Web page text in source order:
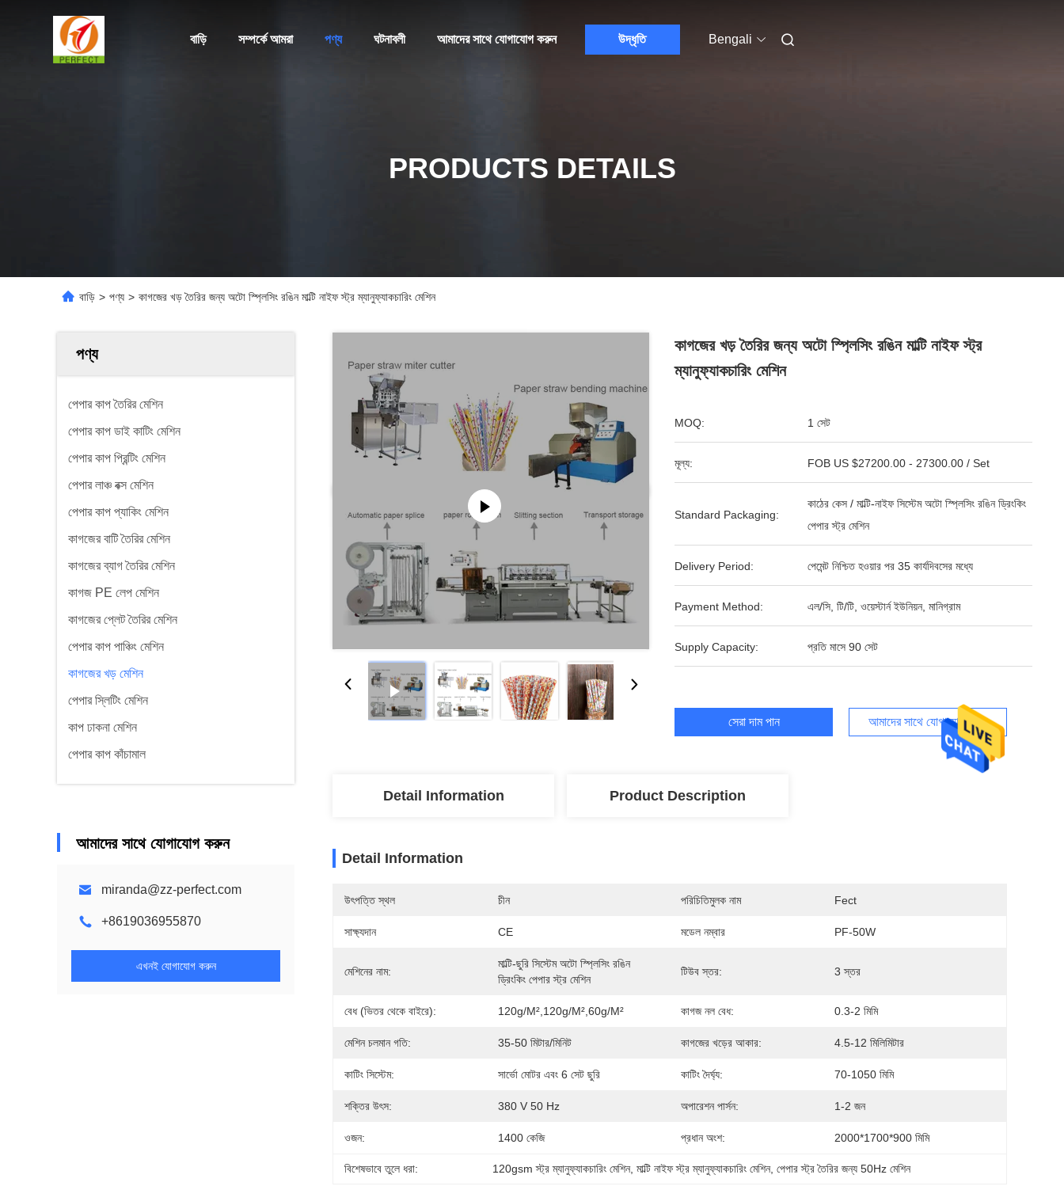
বাড়ি সম্পর্কে আমরা পণ্য ঘটনাবলী আমাদের সাথে যোগাযোগ করুন উদ্ধৃতি Bengali
PRODUCTS DETAILS
বাড়ি > পণ্য > কাগজের খড় তৈরির জন্য অটো স্প্লিসিং রঙিন মাল্টি নাইফ স্ট্র ম্যানুফ্যাকচারিং মেশিন
পণ্য
পেপার কাপ তৈরির মেশিন
পেপার কাপ ডাই কাটিং মেশিন
পেপার কাপ প্রিন্টিং মেশিন
পেপার লাঞ্চ বক্স মেশিন
পেপার কাপ প্যাকিং মেশিন
কাগজের বাটি তৈরির মেশিন
কাগজের ব্যাগ তৈরির মেশিন
কাগজ PE লেপ মেশিন
কাগজের প্লেট তৈরির মেশিন
পেপার কাপ পাঞ্চিং মেশিন
কাগজের খড় মেশিন
পেপার স্লিটিং মেশিন
কাপ ঢাকনা মেশিন
পেপার কাপ কাঁচামাল
আমাদের সাথে যোগাযোগ করুন
miranda@zz-perfect.com
+8619036955870
এখনই যোগাযোগ করুন
কাগজের খড় তৈরির জন্য অটো স্প্লিসিং রঙিন মাল্টি নাইফ স্ট্র
ম্যানুফ্যাকচারিং মেশিন
MOQ: 1 সেট
মূল্য: FOB US $27200.00 - 27300.00 / Set
Standard Packaging:
কাঠের কেস / মাল্টি-নাইফ সিস্টেম অটো স্প্লিসিং রঙিন ড্রিংকিং
পেপার স্ট্র মেশিন
Delivery Period: পেমেন্ট নিশ্চিত হওয়ার পর 35 কার্যদিবসের মধ্যে
Payment Method: এল/সি, টি/টি, ওয়েস্টার্ন ইউনিয়ন, মানিগ্রাম
Supply Capacity: প্রতি মাসে 90 সেট
সেরা দাম পান আমাদের সাথে যোগাযোগ করুন
Detail Information Product Description
Detail Information
উৎপত্তি স্থল চীন পরিচিতিমুলক নাম Fect
সাক্ষ্যদান CE মডেল নম্বার PF-50W
মেশিনের নাম:
মাল্টি-ছুরি সিস্টেম অটো স্প্লিসিং রঙিন
ড্রিংকিং পেপার স্ট্র মেশিন
টিউব স্তর: 3 স্তর
বেধ (ভিতর থেকে বাইরে): 120g/m²,120g/m²,60g/m² কাগজ নল বেধ: 0.3-2 মিমি
মেশিন চলমান গতি: 35-50 মিটার/মিনিট কাগজের খড়ের আকার: 4.5-12 মিলিমিটার
কাটিং সিস্টেম: সার্ভো মোটর এবং 6 সেট ছুরি কাটিং দৈর্ঘ্য: 70-1050 মিমি
শক্তির উৎস: 380 V 50 Hz অপারেশন পার্সন: 1-2 জন
ওজন: 1400 কেজি প্রধান অংশ: 2000*1700*900 মিমি
বিশেষভাবে তুলে ধরা: 120gsm স্ট্র ম্যানুফ্যাকচারিং মেশিন, মাল্টি নাইফ স্ট্র ম্যানুফ্যাকচারিং মেশিন, পেপার স্ট্র তৈরির জন্য 50Hz মেশিন